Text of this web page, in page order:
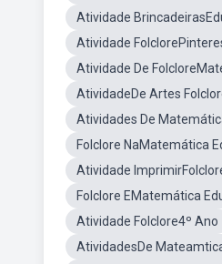
Atividade
Atividade
Atividade De
AtividadeDe Artes
Atividades De
Folclore NaMatemática
Atividade
Folclore EMatemática
Atividade Folclore4º Ano
AtividadesDe